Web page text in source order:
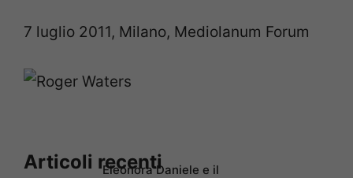
7 luglio 2011, Milano, Mediolanum Forum
Articoli recentiEleonora Daniele e il